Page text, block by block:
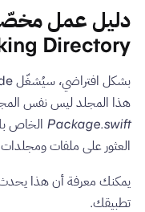
Directory)
بشكل افتراضي، سيُشغّل Xcode مشروعك من مجلد
هذا المجلد ليس نفس
Package.swift
العثور على ملفات
يمكنك معرفة أن هذا يحدث
تطبيقك.